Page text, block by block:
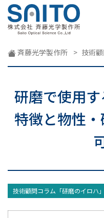
斉藤光学製作所 > 技術
研磨で使用
特徴と物性
技術顧問コラム「研磨のイロハ」